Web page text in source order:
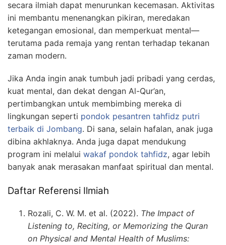
secara ilmiah dapat menurunkan kecemasan. Aktivitas
ini membantu menenangkan pikiran, meredakan
ketegangan emosional, dan memperkuat mental—
terutama pada remaja yang rentan terhadap tekanan
zaman modern.
Jika Anda ingin anak tumbuh jadi pribadi yang cerdas,
kuat mental, dan dekat dengan Al-Qur’an,
pertimbangkan untuk membimbing mereka di
lingkungan seperti pondok pesantren tahfidz putri
terbaik di Jombang. Di sana, selain hafalan, anak juga
dibina akhlaknya. Anda juga dapat mendukung
program ini melalui wakaf pondok tahfidz, agar lebih
banyak anak merasakan manfaat spiritual dan mental.
Daftar Referensi Ilmiah
Rozali, C. W. M. et al. (2022). The Impact of
Listening to, Reciting, or Memorizing the Quran
on Physical and Mental Health of Muslims: